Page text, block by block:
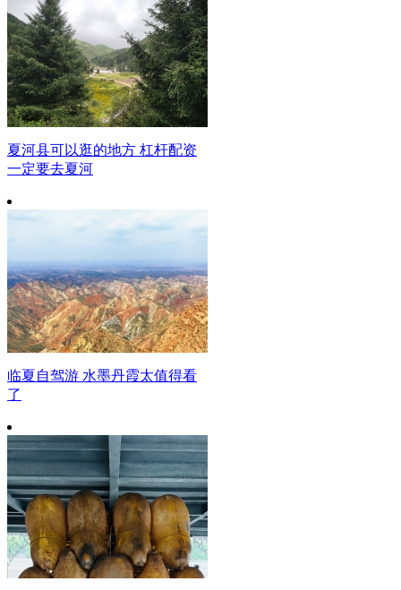
夏河县可以逛的地方 杠杆配资
一定要去夏河
临夏自驾游 水墨丹霞太值得看
了